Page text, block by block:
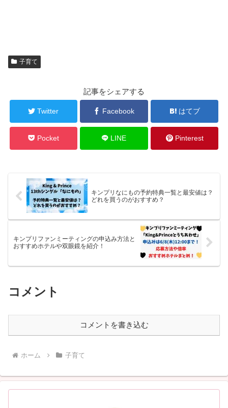
子育て
記事をシェアする
Twitter Facebook はてブ
Pocket LINE Pinterest
キンプリなにもの予約特典一覧と最安値は？
どれを買うのがおすすめ？
キンプリファンミーティングの申込み方法と
おすすめホテルや双眼鏡を紹介！
コメント
コメントを書き込む
ホーム 子育て